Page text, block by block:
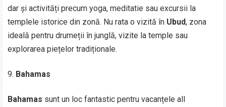
dar și activități precum yoga, meditatie sau excursii la
templele istorice din zonă. Nu rata o vizită în Ubud, zona
ideală pentru drumeții în junglă, vizite la temple sau
explorarea piețelor tradiționale.
Bahamas
Bahamas sunt un loc fantastic pentru vacanțele all